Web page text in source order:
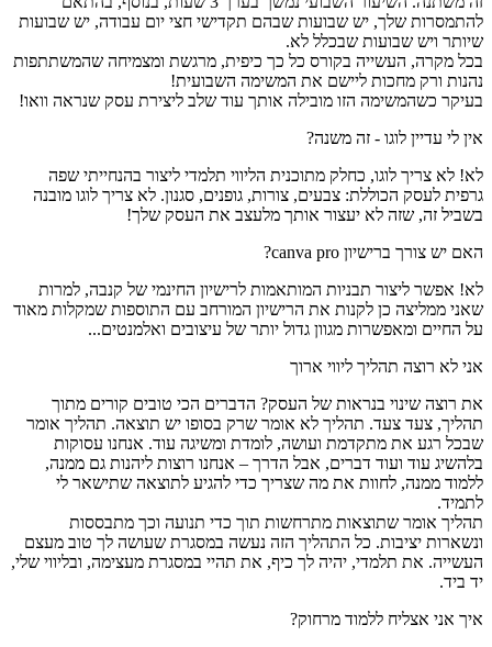
להתמסרות שלך, יש שבועות שבהם תקדישי חצי יום עבודה, יש שבועות
שיותר ויש שבועות שבכלל לא.
בכל מקרה, העשייה בקורס כל כך כיפית, מרגשת ומצמיחה שהמשתתפות
נהנות ורק מחכות ליישם את המשימה השבועית!
בעיקר כשהמשימה הזו מובילה אותך עוד שלב ליצירת עסק שנראה וואו!
אין לי עדיין לוגו - זה משנה?
לא! לא צריך לוגו, כחלק מתוכנית הליווי תלמדי ליצור בהנחייתי שפה
גרפית לעסק הכוללת: צבעים, צורות, גופנים, סגנון. לא צריך לוגו מובנה
בשביל זה, שזה לא יעצור אותך מלעצב את העסק שלך!
האם יש צורך ברישיון canva pro?
לא! אפשר ליצור תבניות המותאמות לרישיון החינמי של קנבה, למרות
שאני ממליצה כן לקנות את הרישיון המורחב עם התוספות שמקלות מאוד
על החיים ומאפשרות מגוון גדול יותר של עיצובים ואלמנטים...
אני לא רוצה תהליך ליווי ארוך
את רוצה שינוי בנראות של העסק? הדברים הכי טובים קורים מתוך
תהליך, צעד צעד. תהליך לא אומר שרק בסופו יש תוצאה. תהליך אומר
שבכל רגע את מתקדמת ועושה, לומדת ומשיגה עוד. אנחנו עסוקות
בלהשיג עוד ועוד דברים, אבל הדרך – אנחנו רוצות ליהנות גם ממנה,
ללמוד ממנה, לחוות את מה שצריך כדי להגיע לתוצאה שתישאר לי
לתמיד.
תהליך אומר שתוצאות מתרחשות תוך כדי תנועה וכך מתבססות
ונשארות יציבות. כל התהליך הזה נעשה במסגרת שעושה לך טוב מעצם
העשייה. את תלמדי, יהיה לך כיף, את תהיי במסגרת מעצימה, ובליווי שלי,
יד ביד.
איך אני אצליח ללמוד מרחוק?